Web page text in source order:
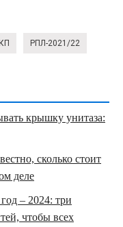
РПЛ-2021/22
крышку унитаза:
сколько стоит
деле
– 2024: три
чтобы всех